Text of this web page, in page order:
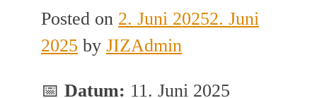
Posted on 2. Juni 20252. Juni
2025 by JIZAdmin
📅 Datum: 11. Juni 2025